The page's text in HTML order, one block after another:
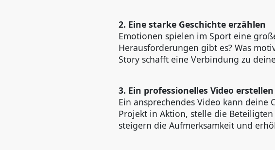
2. Eine starke Geschichte erzählen
Emotionen spielen im Sport eine
Herausforderungen gibt es? Was
Story schafft eine Verbindung zu
3. Ein professionelles Video erstellen
Ein ansprechendes Video kann
Projekt in Aktion, stelle die
steigern die Aufmerksamkeit und